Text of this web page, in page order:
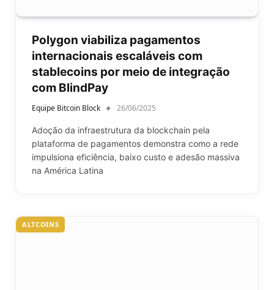
Polygon viabiliza pagamentos
internacionais escaláveis com
stablecoins por meio de integração
com BlindPay
Equipe Bitcoin Block 26/06/2025
Adoção da infraestrutura da blockchain pela
plataforma de pagamentos demonstra como a rede
impulsiona eficiência, baixo custo e adesão massiva
na América Latina
ALTCOINS